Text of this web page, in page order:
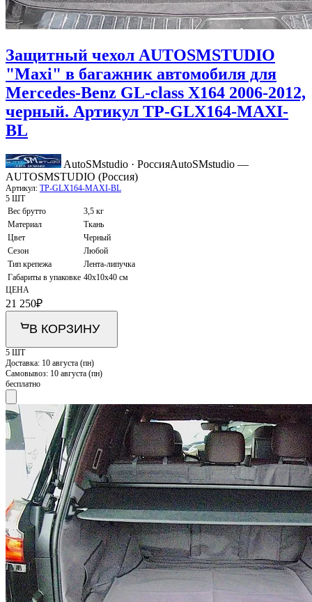
Защитный чехол AUTOSMSTUDIO
"Maxi" в багажник автомобиля для
Mercedes-Benz GL-class X164 2006-2012,
черный. Артикул TP-GLX164-MAXI-
BL
AutoSMstudio · РоссияAutoSMstudio —
AUTOSMSTUDIO (Россия)
Артикул: TP-GLX164-MAXI-BL
5 ШТ
Вес брутто
3,5 кг
Материал
Ткань
Цвет
Черный
Сезон
Любой
Тип крепежа
Лента-липучка
Габариты в упаковке 40х10х40 см
ЦЕНА
21 250₽
В КОРЗИНУ
5 ШТ
Доставка: 10 августа (пн)
Самовывоз: 10 августа (пн)
бесплатно